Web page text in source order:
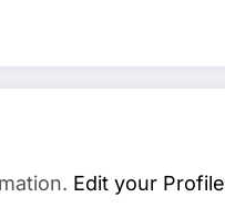
Edit your Profile